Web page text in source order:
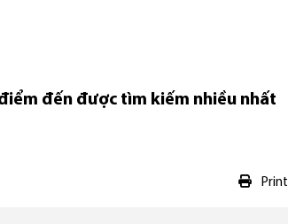
đến được tìm kiếm nhiều nhất
Print